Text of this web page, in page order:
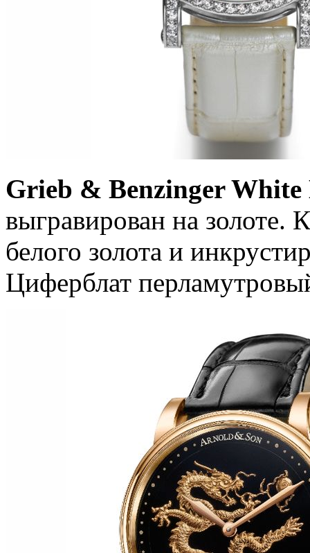
Grieb & Benzinger White
выгравирован на золоте.
белого золота и
Циферблат